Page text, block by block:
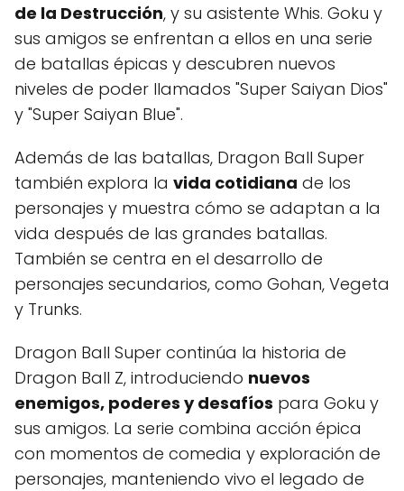
de la Destrucción, y su asistente Whis. Goku y
sus amigos se enfrentan a ellos en una serie
de batallas épicas y descubren nuevos
niveles de poder llamados "Super Saiyan Dios"
y "Super Saiyan Blue".
Además de las batallas, Dragon Ball Super
también explora la vida cotidiana de los
personajes y muestra cómo se adaptan a la
vida después de las grandes batallas.
También se centra en el desarrollo de
personajes secundarios, como Gohan, Vegeta
y Trunks.
Dragon Ball Super continúa la historia de
Dragon Ball Z, introduciendo nuevos
enemigos, poderes y desafíos para Goku y
sus amigos. La serie combina acción épica
con momentos de comedia y exploración de
personajes, manteniendo vivo el legado de